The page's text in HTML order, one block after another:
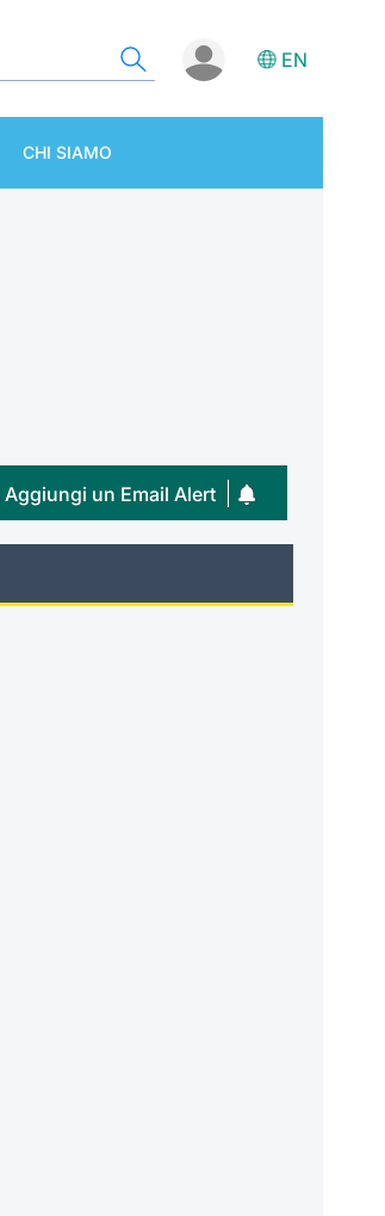
EN
CHI SIAMO
Aggiungi un Email Alert